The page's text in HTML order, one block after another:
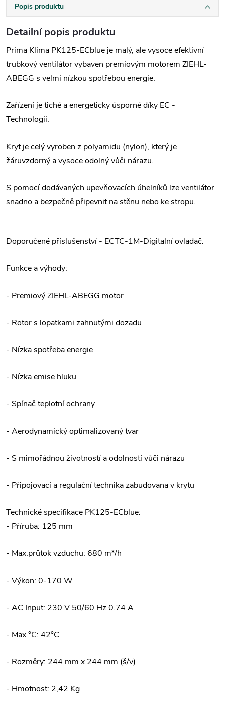
Popis produktu
Detailní popis produktu
Prima Klima PK125-ECblue je malý, ale vysoce efektivní
trubkový ventilátor vybaven premiovým motorem ZIEHL-
ABEGG s velmi nízkou spotřebou energie.
Zařízení je tiché a energeticky úsporné díky EC -
Technologii.
Kryt je celý vyroben z polyamidu (nylon), který je
žáruvzdorný a vysoce odolný vůči nárazu.
S pomocí dodávaných upevňovacích úhelníků lze ventilátor
snadno a bezpečně připevnit na stěnu nebo ke stropu.
Doporučené příslušenství - ECTC-1M-Digitalní ovladač.
Funkce a výhody:
- Premiový ZIEHL-ABEGG motor
- Rotor s lopatkami zahnutými dozadu
- Nízka spotřeba energie
- Nízka emise hluku
- Spínač teplotní ochrany
- Aerodynamický optimalizovaný tvar
- S mimořádnou životností a odolností vůči nárazu
- Připojovací a regulační technika zabudovana v krytu
Technické specifikace PK125-ECblue:
- Příruba: 125 mm
- Max.průtok vzduchu: 680 m³/h
- Výkon: 0-170 W
- AC Input: 230 V 50/60 Hz 0.74 A
- Max °C: 42°C
- Rozměry: 244 mm x 244 mm (š/v)
- Hmotnost: 2,42 Kg